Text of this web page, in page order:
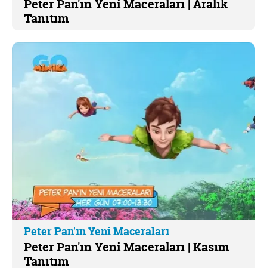
Peter Pan'ın Yeni Maceraları | Aralık
Tanıtım
Peter Pan'ın Yeni Maceraları
Peter Pan'ın Yeni Maceraları | Kasım
Tanıtım